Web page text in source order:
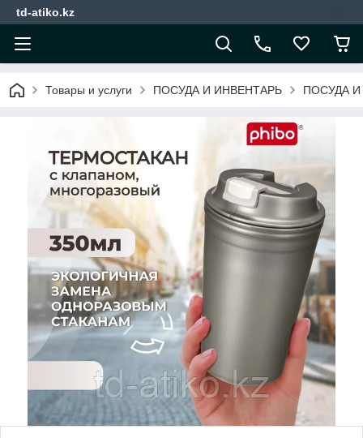
td-atiko.kz
Товары и услуги ПОСУДА И ИНВЕНТАРЬ ПОСУДА